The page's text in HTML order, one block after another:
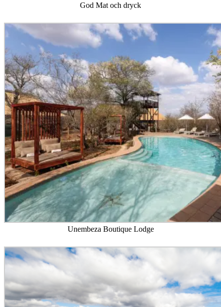
God Mat och dryck
Unembeza Boutique Lodge